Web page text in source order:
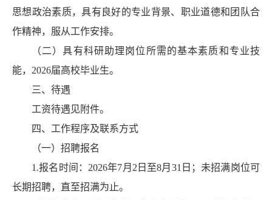
思想政治素质，具有良好的专业背景、职业道德和团队合
作精神，服从工作安排。
（二）具有科研助理岗位所需的基本素质和专业技
能，2026届高校毕业生。
三、待遇
工资待遇见附件。
四、工作程序及联系方式
（一）招聘报名
1.报名时间：2026年7月2日至8月31日；未招满岗位可
长期招聘，直至招满为止。